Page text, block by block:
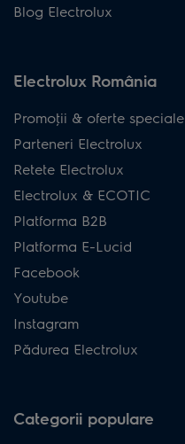
Blog Electrolux
Electrolux România
Promoţii & oferte speciale
Parteneri Electrolux
Retete Electrolux
Electrolux & ECOTIC
Platforma B2B
Platforma E-Lucid
Facebook
Youtube
Instagram
Pădurea Electrolux
Categorii populare